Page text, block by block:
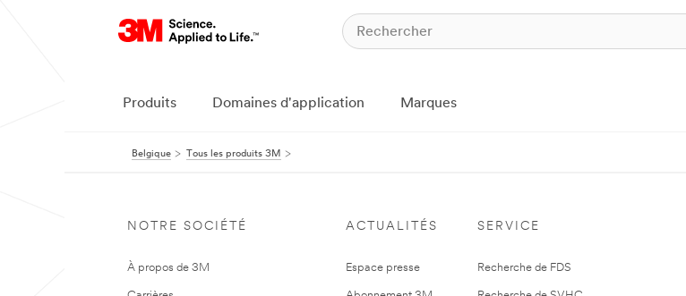
Produits Domaines d'application Marques
Belgique Tous les produits 3M
NOTRE SOCIÉTÉ
À propos de 3M
ACTUALITÉS
Espace presse
SERVICE
Recherche de FDS